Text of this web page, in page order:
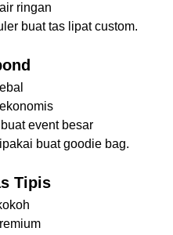
ringan
buat tas lipat custom.
event besar
buat goodie bag.
Tipis